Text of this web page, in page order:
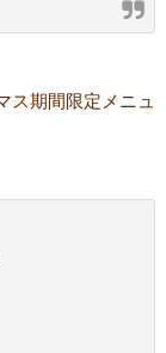
期間限定メニュ